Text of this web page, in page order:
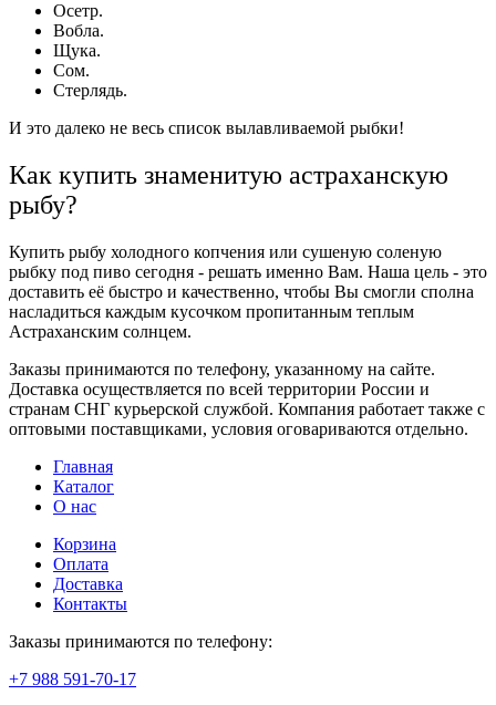
Осетр.
Вобла.
Щука.
Сом.
Стерлядь.
И это далеко не весь список вылавливаемой рыбки!
Как купить знаменитую астраханскую
рыбу?
Купить рыбу холодного копчения или сушеную соленую
рыбку под пиво сегодня - решать именно Вам. Наша цель - это
доставить её быстро и качественно, чтобы Вы смогли сполна
насладиться каждым кусочком пропитанным теплым
Астраханским солнцем.
Заказы принимаются по телефону, указанному на сайте.
Доставка осуществляется по всей территории России и
странам СНГ курьерской службой. Компания работает также с
оптовыми поставщиками, условия оговариваются отдельно.
Главная
Каталог
О нас
Корзина
Оплата
Доставка
Контакты
Заказы принимаются по телефону:
+7 988 591-70-17